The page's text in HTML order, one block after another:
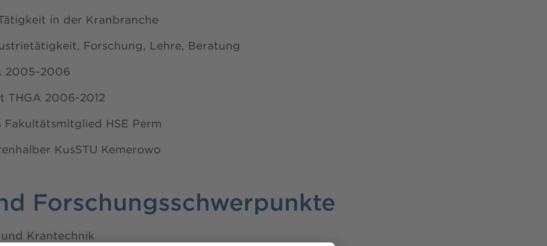
in der Kranbranche
Forschung, Lehre, Beratung
2005-2006
THGA 2006-2012
Fakultätsmitglied HSE Perm
KusSTU Kemerowo
Forschungsschwerpunkte
Krantechnik